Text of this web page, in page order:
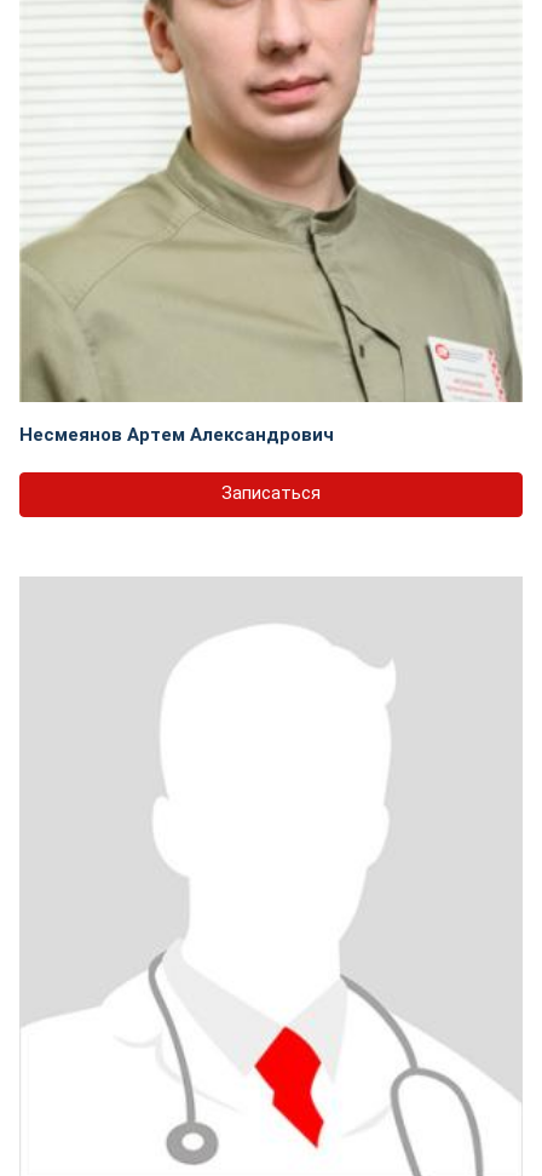
Несмеянов Артем Александрович
Записаться